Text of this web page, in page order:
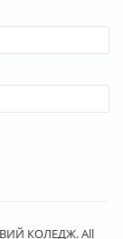
КОЛЕДЖ. All